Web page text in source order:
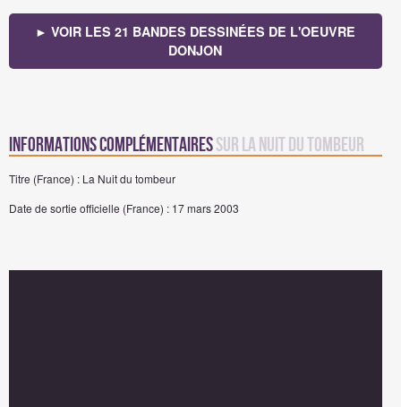
► VOIR LES 21 BANDES DESSINÉES DE L'OEUVRE
DONJON
Informations complémentairessur La Nuit du tombeur
Titre (France) : La Nuit du tombeur
Date de sortie officielle (France) : 17 mars 2003